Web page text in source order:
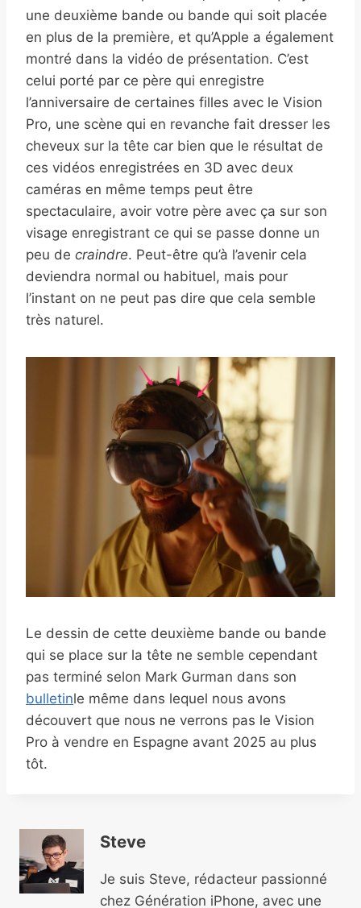
une deuxième bande ou bande qui soit placée
en plus de la première, et qu’Apple a également
montré dans la vidéo de présentation. C’est
celui porté par ce père qui enregistre
l’anniversaire de certaines filles avec le Vision
Pro, une scène qui en revanche fait dresser les
cheveux sur la tête car bien que le résultat de
ces vidéos enregistrées en 3D avec deux
caméras en même temps peut être
spectaculaire, avoir votre père avec ça sur son
visage enregistrant ce qui se passe donne un
peu de craindre. Peut-être qu’à l’avenir cela
deviendra normal ou habituel, mais pour
l’instant on ne peut pas dire que cela semble
très naturel.
Le dessin de cette deuxième bande ou bande
qui se place sur la tête ne semble cependant
pas terminé selon Mark Gurman dans son
bulletinle même dans lequel nous avons
découvert que nous ne verrons pas le Vision
Pro à vendre en Espagne avant 2025 au plus
tôt.
Steve
Je suis Steve, rédacteur passionné
chez Génération iPhone, avec une